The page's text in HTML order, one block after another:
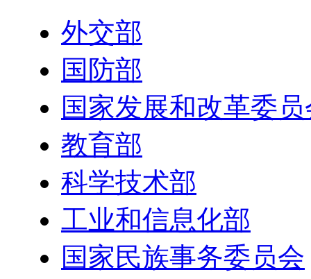
外交部
国防部
国家发展和改革委
教育部
科学技术部
工业和信息化部
国家民族事务委员会